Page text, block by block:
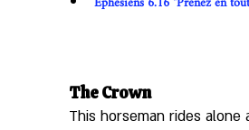
The Crown
This horseman rides